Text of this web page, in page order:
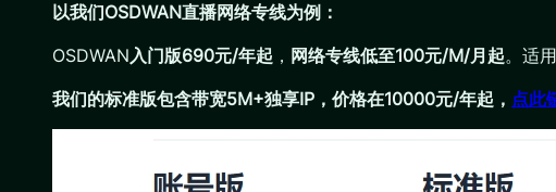
以我们OSDWAN直播网络专线为例：
OSDWAN入门版690元/年起 ， 网络专线低至100元/M/月起。适
我们的标准版包含带宽5M+独享IP，价格在10000元/年起， 点此